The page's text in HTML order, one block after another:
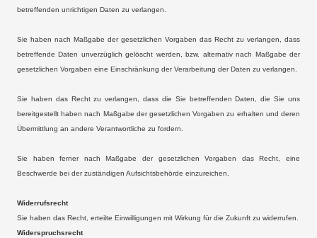
betreffenden unrichtigen Daten zu verlangen.
Sie haben nach Maßgabe der gesetzlichen Vorgaben das Recht zu verlangen, dass
betreffende Daten unverzüglich gelöscht werden, bzw. alternativ nach Maßgabe der
gesetzlichen Vorgaben eine Einschränkung der Verarbeitung der Daten zu verlangen.
Sie haben das Recht zu verlangen, dass die Sie betreffenden Daten, die Sie uns
bereitgestellt haben nach Maßgabe der gesetzlichen Vorgaben zu erhalten und deren
Übermittlung an andere Verantwortliche zu fordern.
Sie haben ferner nach Maßgabe der gesetzlichen Vorgaben das Recht, eine
Beschwerde bei der zuständigen Aufsichtsbehörde einzureichen.
Widerrufsrecht
Sie haben das Recht, erteilte Einwilligungen mit Wirkung für die Zukunft zu widerrufen.
Widerspruchsrecht